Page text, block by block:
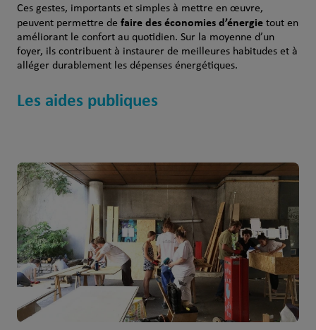
Ces gestes, importants et simples à mettre en œuvre,
peuvent permettre de faire des économies d’énergietout en
améliorant le confort au quotidien. Sur la moyenne d’un
foyer, ils contribuent à instaurer de meilleures habitudes et à
alléger durablement les dépenses énergétiques.
Les aides publiques